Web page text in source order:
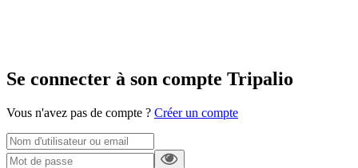
Se connecter à son compte Tripalio
Vous n'avez pas de compte ? Créer un compte